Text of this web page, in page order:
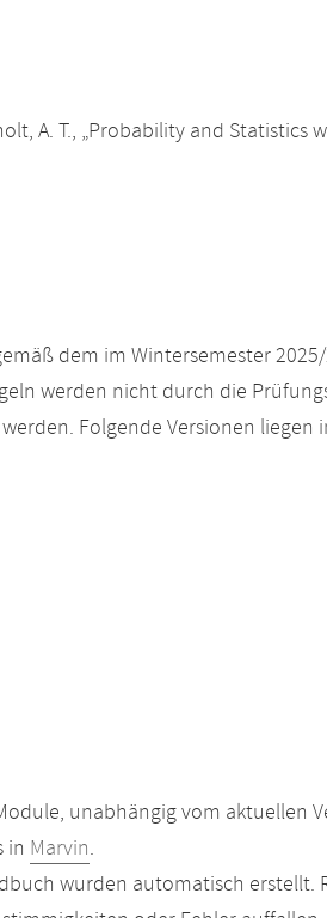
A. T., „Probability and Statistics
dem im Wintersemester
werden nicht durch die
Folgende Versionen
unabhängig vom aktuellen
in Marvin.
wurden automatisch erstellt.